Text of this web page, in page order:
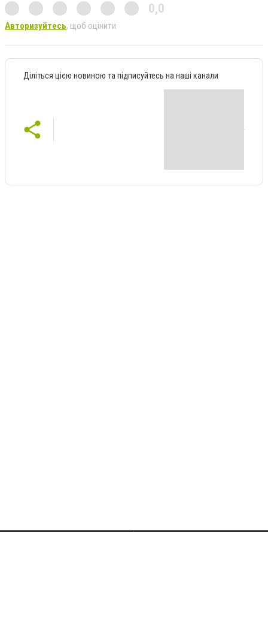
0,0
Авторизуйтесь, щоб оцінити
Діліться цією новиною та підписуйтесь на наші канали